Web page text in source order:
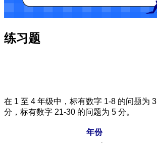
练习题
在 1 至 4 年级中，标有数字 1-8 的问题为
分，标有数字 21-30 的问题为 5 分。
年份